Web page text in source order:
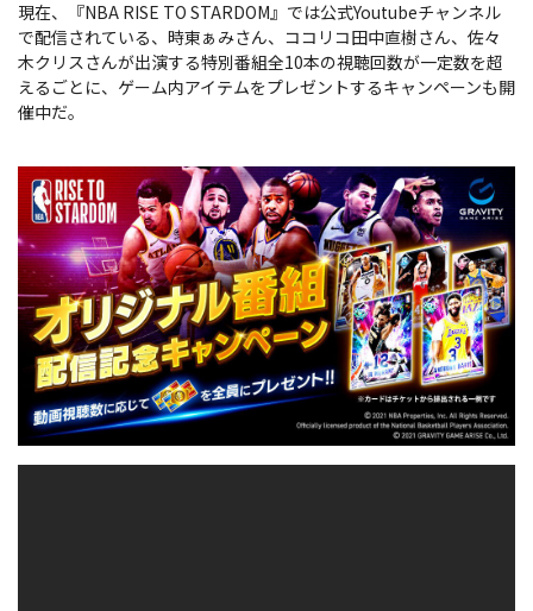
現在、『NBA RISE TO STARDOM』では公式Youtubeチャンネル
で配信されている、時東ぁみさん、ココリコ田中直樹さん、佐々
木クリスさんが出演する特別番組全10本の視聴回数が一定数を超
えるごとに、ゲーム内アイテムをプレゼントするキャンペーンも開
催中だ。